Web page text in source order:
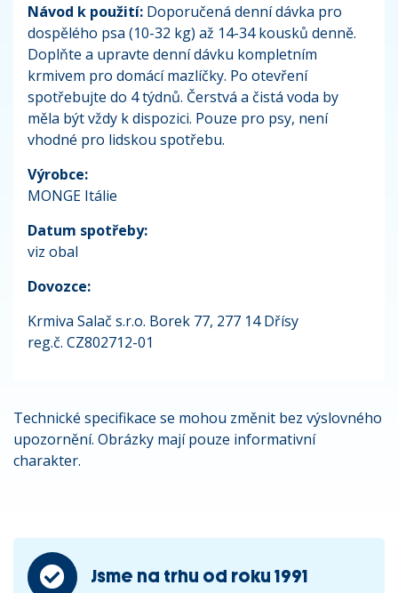
Návod k použití: Doporučená denní dávka pro
dospělého psa (10-32 kg) až 14-34 kousků denně.
Doplňte a upravte denní dávku kompletním
krmivem pro domácí mazlíčky. Po otevření
spotřebujte do 4 týdnů. Čerstvá a čistá voda by
měla být vždy k dispozici. Pouze pro psy, není
vhodné pro lidskou spotřebu.
Výrobce:
MONGE Itálie
Datum spotřeby:
viz obal
Dovozce:
Krmiva Salač s.r.o. Borek 77, 277 14 Dřísy
reg.č. CZ802712-01
Technické specifikace se mohou změnit bez výslovného
upozornění. Obrázky mají pouze informativní
charakter.
Jsme na trhu od roku 1991